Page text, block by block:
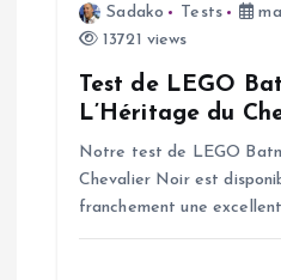
Sadako Tests
13721 views
Test de LEGO
L’Héritage du
Notre test de LEGO
Chevalier Noir est
franchement une